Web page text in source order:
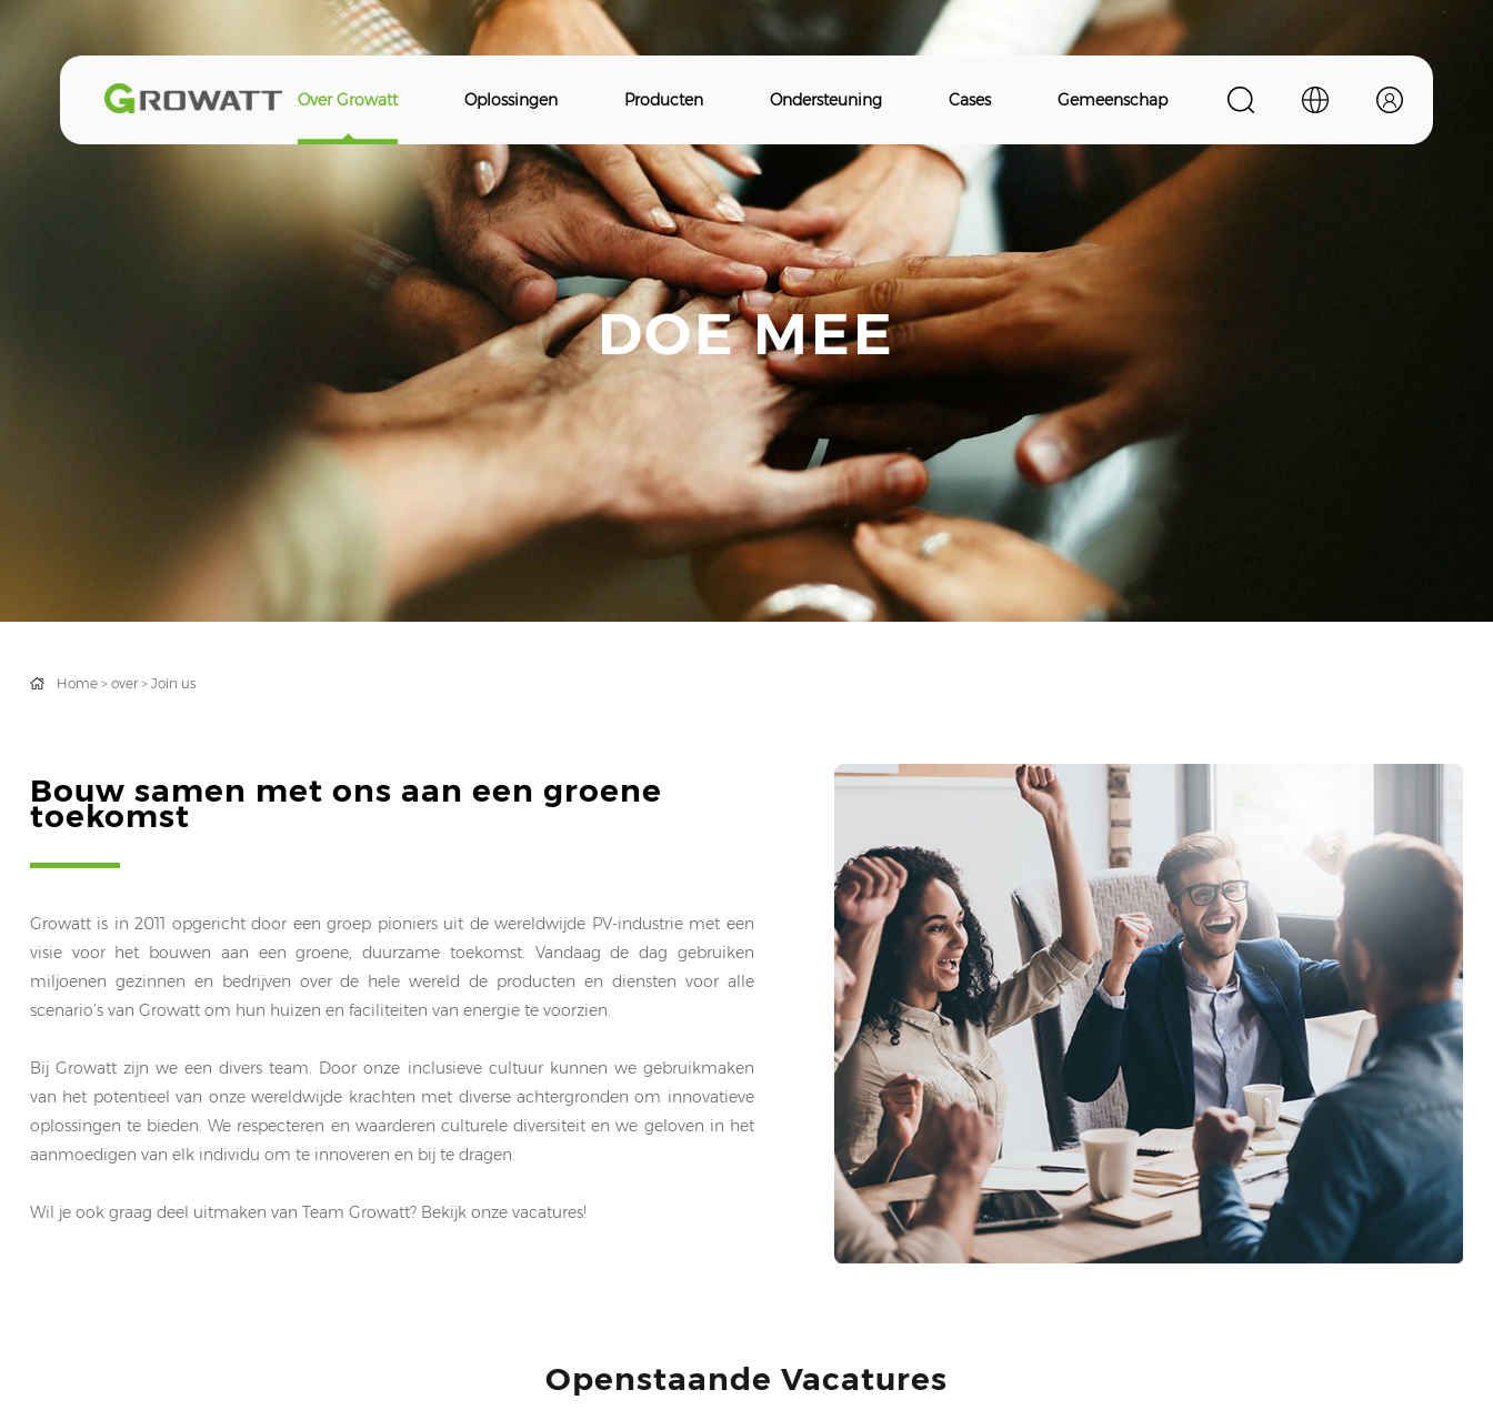
DOE MEE
Over Growatt Oplossingen Producten Ondersteuning Cases Gemeenschap
Home> over> Join us
Bouw samen met ons aan een groene
toekomst
Growatt is in 2011 opgericht door een groep pioniers uit de wereldwijde PV-industrie met een
visie voor het bouwen aan een groene, duurzame toekomst. Vandaag de dag gebruiken
miljoenen gezinnen en bedrijven over de hele wereld de producten en diensten voor alle
scenario’s van Growatt om hun huizen en faciliteiten van energie te voorzien.
Bij Growatt zijn we een divers team. Door onze inclusieve cultuur kunnen we gebruikmaken
van het potentieel van onze wereldwijde krachten met diverse achtergronden om innovatieve
oplossingen te bieden. We respecteren en waarderen culturele diversiteit en we geloven in het
aanmoedigen van elk individu om te innoveren en bij te dragen.
Wil je ook graag deel uitmaken van Team Growatt? Bekijk onze vacatures!
Openstaande Vacatures